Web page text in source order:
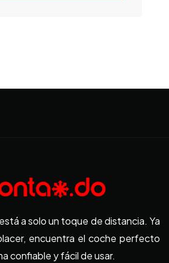
a solo un toque de distancia. Ya
encuentra el coche perfecto
confiable y fácil de usar.